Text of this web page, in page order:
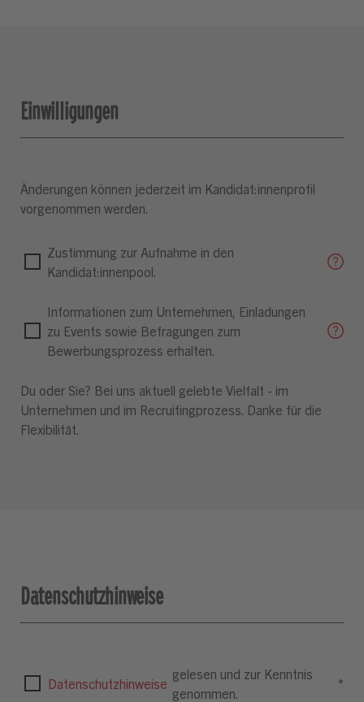
Einwilligungen
Änderungen können jederzeit im Kandidat:innenprofil
vorgenommen werden.
Zustimmung zur Aufnahme in den
Kandidat:innenpool.
Informationen zum Unternehmen, Einladungen
zu Events sowie Befragungen zum
Bewerbungsprozess erhalten.
Du oder Sie? Bei uns aktuell gelebte Vielfalt - im
Unternehmen und im Recruitingprozess. Danke für die
Flexibilität.
Datenschutzhinweise
Datenschutzhinweise
gelesen und zur Kenntnis
genommen.
*